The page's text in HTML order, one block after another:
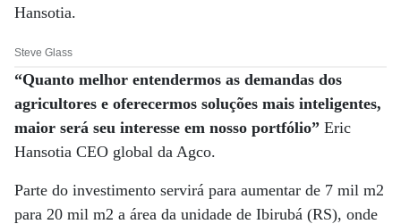
Hansotia.
Steve Glass
“Quanto melhor entendermos as demandas dos
agricultores e oferecermos soluções mais inteligentes,
maior será seu interesse em nosso portfólio” Eric
Hansotia CEO global da Agco.
Parte do investimento servirá para aumentar de 7 mil m2
para 20 mil m2 a área da unidade de Ibirubá (RS), onde